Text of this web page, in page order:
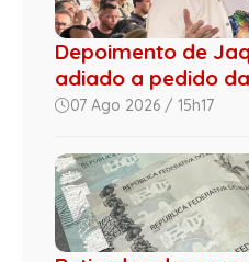
Depoimento de
adiado a pedido
07 Ago 2026 / 15h17